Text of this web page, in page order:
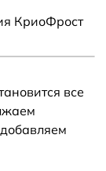
КриоФрост
все